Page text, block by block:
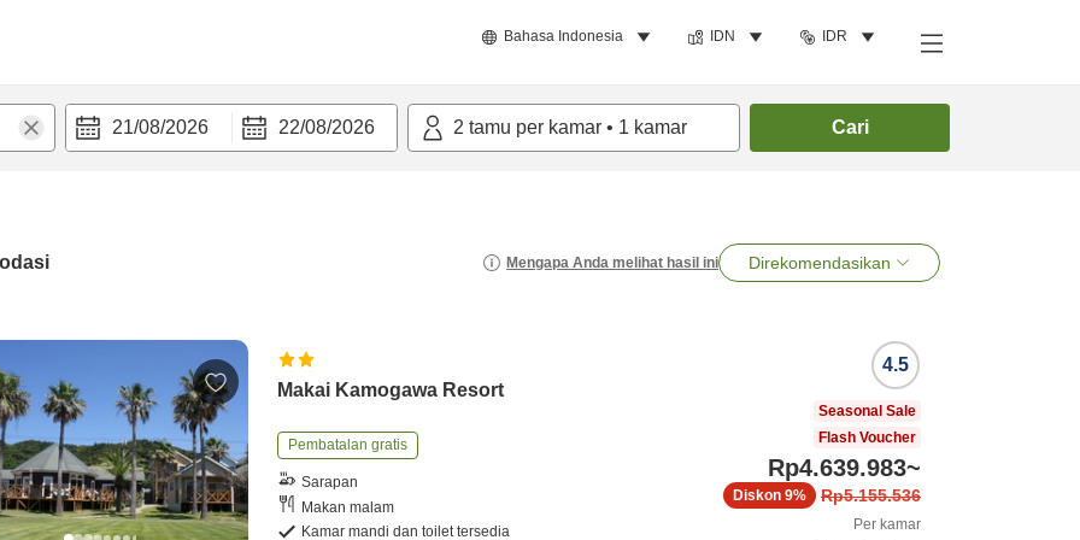
Bahasa Indonesia IDN IDR
21/08/2026 22/08/2026 2 tamu per kamar • 1 kamar Cari
Mengapa Anda melihat hasil ini Direkomendasikan
Makai Kamogawa Resort
Pembatalan gratis
Sarapan
Makan malam
Kamar mandi dan toilet tersedia
4.5
Seasonal Sale
Flash Voucher
Rp4.639.983~
Rp5.155.536
Diskon 9%
Per kamar